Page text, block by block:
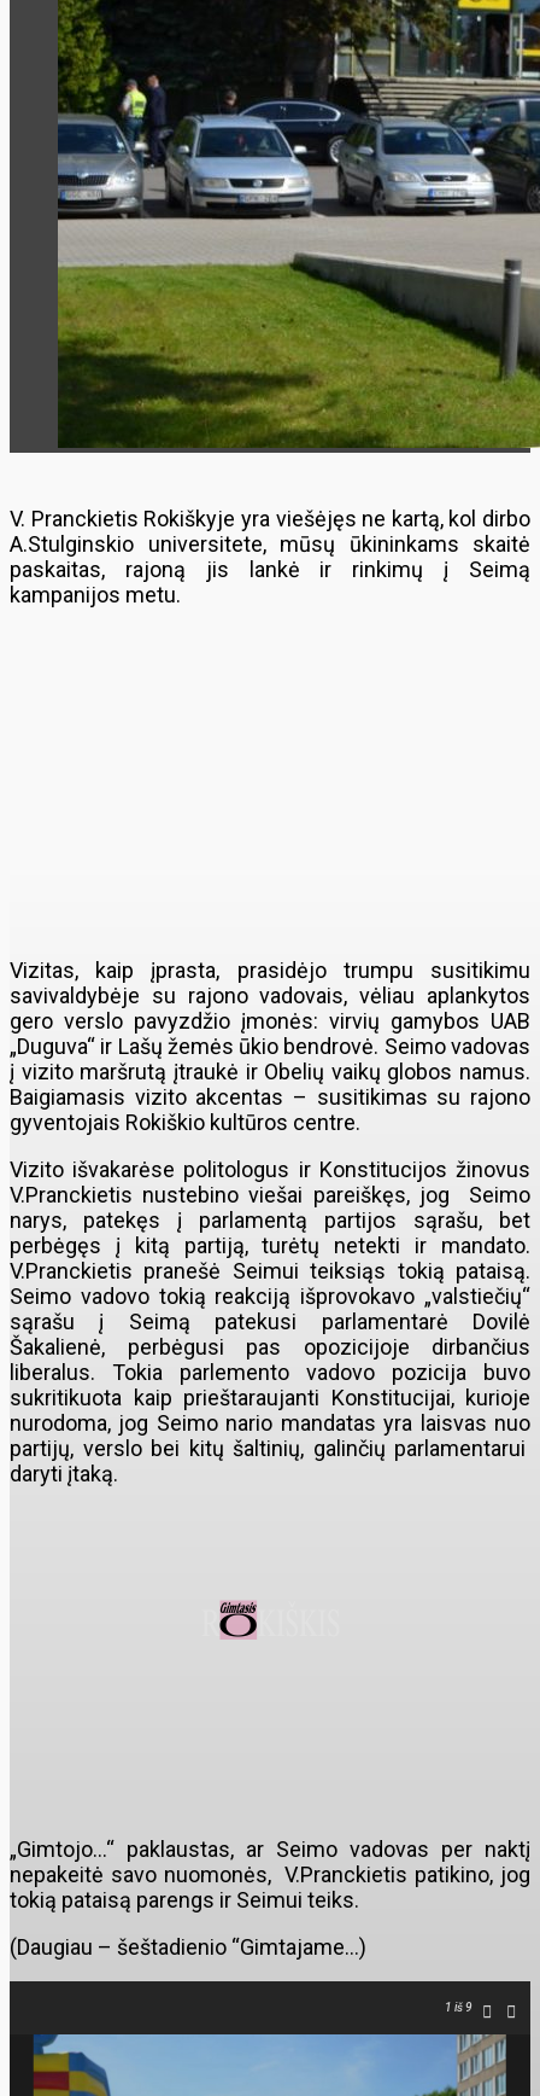
V. Pranckietis Rokiškyje yra viešėjęs ne kartą, kol dirbo
A.Stulginskio universitete, mūsų ūkininkams skaitė
paskaitas, rajoną jis lankė ir rinkimų į Seimą
kampanijos metu.
Vizitas, kaip įprasta, prasidėjo trumpu susitikimu
savivaldybėje su rajono vadovais, vėliau aplankytos
gero verslo pavyzdžio įmonės: virvių gamybos UAB
„Duguva“ ir Lašų žemės ūkio bendrovė. Seimo vadovas
į vizito maršrutą įtraukė ir Obelių vaikų globos namus.
Baigiamasis vizito akcentas – susitikimas su rajono
gyventojais Rokiškio kultūros centre.
Vizito išvakarėse politologus ir Konstitucijos žinovus
V.Pranckietis nustebino viešai pareiškęs, jog Seimo
narys, patekęs į parlamentą partijos sąrašu, bet
perbėgęs į kitą partiją, turėtų netekti ir mandato.
V.Pranckietis pranešė Seimui teiksiąs tokią pataisą.
Seimo vadovo tokią reakciją išprovokavo „valstiečių“
sąrašu į Seimą patekusi parlamentarė Dovilė
Šakalienė, perbėgusi pas opozicijoje dirbančius
liberalus. Tokia parlemento vadovo pozicija buvo
sukritikuota kaip prieštaraujanti Konstitucijai, kurioje
nurodoma, jog Seimo nario mandatas yra laisvas nuo
partijų, verslo bei kitų šaltinių, galinčių parlamentarui
daryti įtaką.
„Gimtojo…“ paklaustas, ar Seimo vadovas per naktį
nepakeitė savo nuomonės, V.Pranckietis patikino, jog
tokią pataisą parengs ir Seimui teiks.
(Daugiau – šeštadienio “Gimtajame…)
1 iš 9